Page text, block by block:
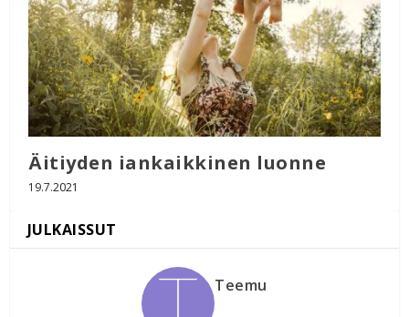
Äitiyden iankaikkinen luonne
19.7.2021
Teemu